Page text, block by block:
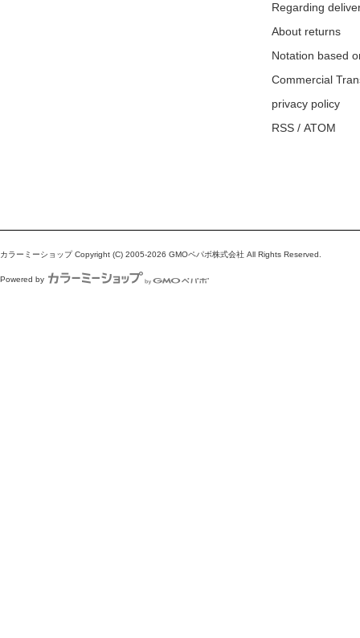
Regarding
About returns
Notation based
Commercial
privacy policy
RSS / ATOM
カラーミーショップCopyright (C) 2005-2026 GMOペパボ株式会社 All Rights Reserved.
Powered by